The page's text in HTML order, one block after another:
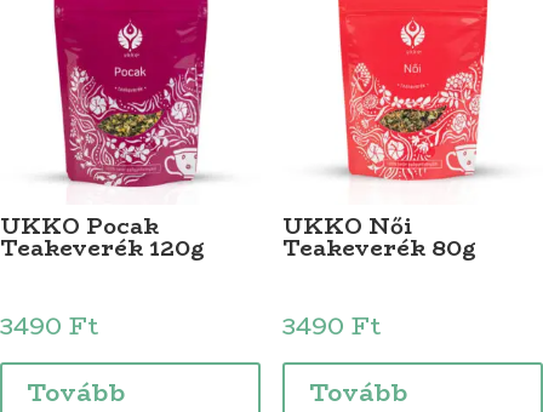
UKKO Pocak
Teakeverék 120g
3490 Ft
Tovább
UKKO Női
Teakeverék 80g
3490 Ft
Tovább